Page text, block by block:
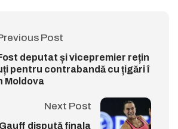
Post
deputat și vicepremier rețin
pentru contrabandă cu țigări î
Moldova
Next Post
dispută finala